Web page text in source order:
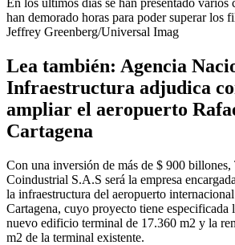
han demorado horas para poder superar los
Jeffrey Greenberg/Universal Imag
Lea también: Agencia
Infraestructura adjudica
ampliar el aeropuerto
Cartagena
Con una inversión de más de $ 900 billones,
Coindustrial S.A.S será la empresa
la infraestructura del aeropuerto
Cartagena, cuyo proyecto tiene especificada
nuevo edificio terminal de 17.360 m2 y la
m2 de la terminal existente.